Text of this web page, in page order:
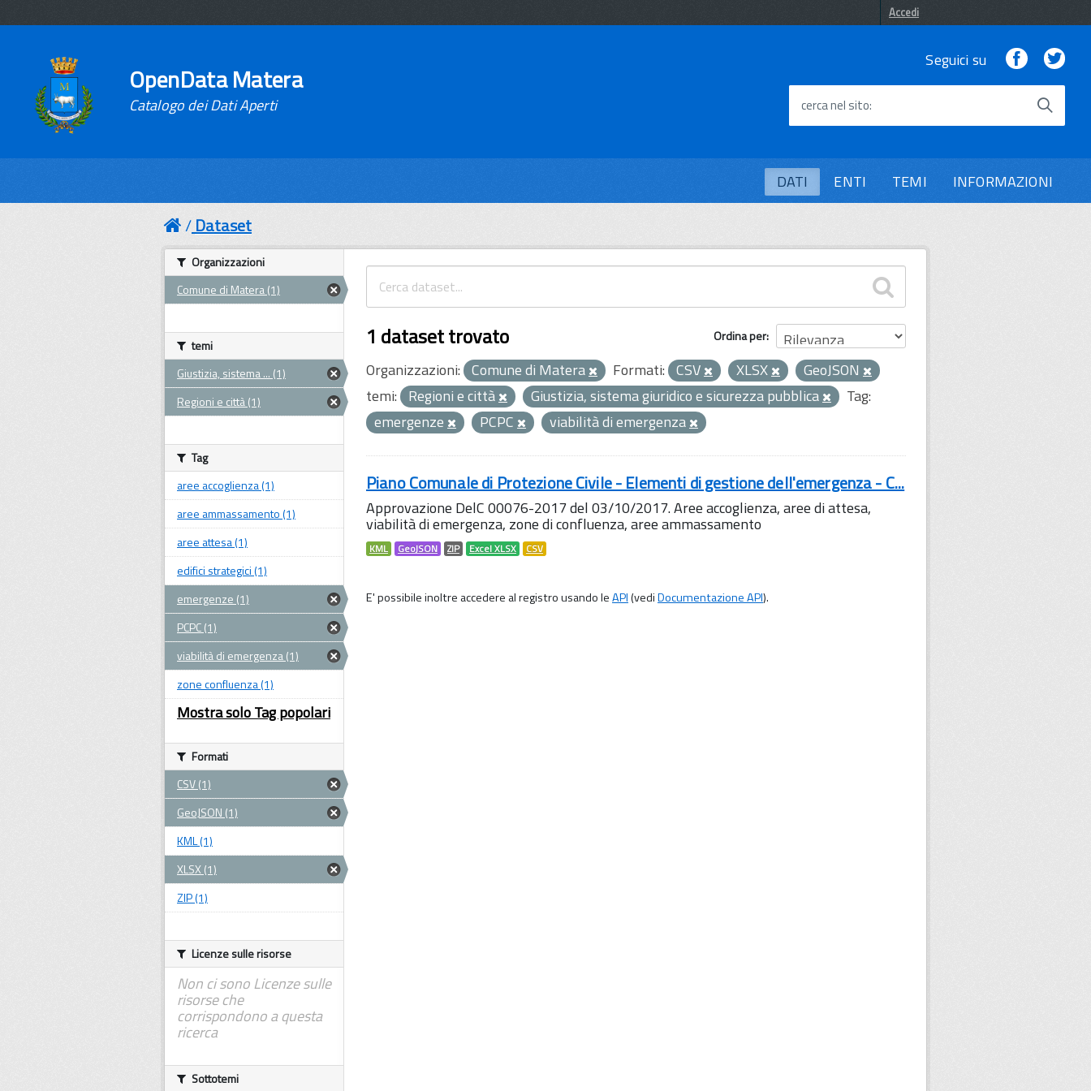
Accedi
OpenData Matera
Catalogo dei Dati Aperti
Seguici su Facebook
cerca nel sito
DATI ENTI TEMI INFORMAZIONI
Dataset
Ordina per
1 dataset trovato
Organizzazioni: Comune di Matera Formati: CSV XLSX
GeoJSON
temi: Regioni e città Giustizia, sistema giuridico e sicurezza pubblica
Tag:
emergenze
PCPC viabilità di emergenza
Piano Comunale di Protezione Civile - Elementi di gestione dell'emergenza - C...
Approvazione DelC 00076-2017 del 03/10/2017. Aree accoglienza, aree di attesa,
viabilità di emergenza, zone di confluenza, aree ammassamento
KML GeoJSON ZIP Excel XLSX CSV
E' possibile inoltre accedere al registro usando leAPI(vediDocumentazione API).
Organizzazioni
Comune di Matera (1)
temi
Giustizia, sistema ... (1)
Regioni e città (1)
Tag
aree accoglienza (1)
aree ammassamento (1)
aree attesa (1)
edifici strategici (1)
emergenze (1)
PCPC (1)
viabilità di emergenza (1)
zone confluenza (1)
Mostra solo Tag popolari
Formati
CSV (1)
GeoJSON (1)
KML (1)
XLSX (1)
ZIP (1)
Licenze sulle risorse
Non ci sono Licenze sulle
risorse che
corrispondono a questa
ricerca
Sottotemi